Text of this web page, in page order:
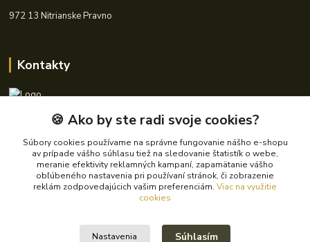
972 13 Nitrianske Pravno
Kontakty
+421 940 621 185
info@autoking.sk
🍪 Ako by ste radi svoje cookies?
Súbory cookies používame na správne fungovanie nášho e-shopu
av prípade vášho súhlasu tiež na sledovanie štatistík o webe,
meranie efektivity reklamných kampaní, zapamätanie vášho
obľúbeného nastavenia pri používaní stránok, či zobrazenie
reklám zodpovedajúcich vašim preferenciám. Viac na využitie
cookies
Nastavenia Súhlasím